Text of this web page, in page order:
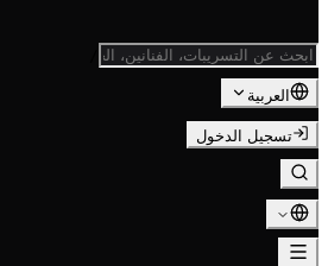
العربية
تسجيل الدخول